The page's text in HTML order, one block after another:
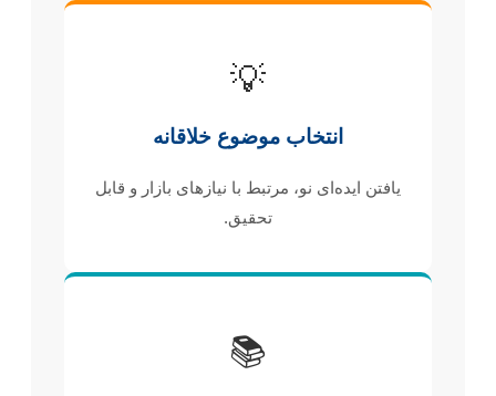
💡
انتخاب موضوع خلاقانه
یافتن ایده‌ای نو، مرتبط با نیازهای بازار و قابل
تحقیق.
📚